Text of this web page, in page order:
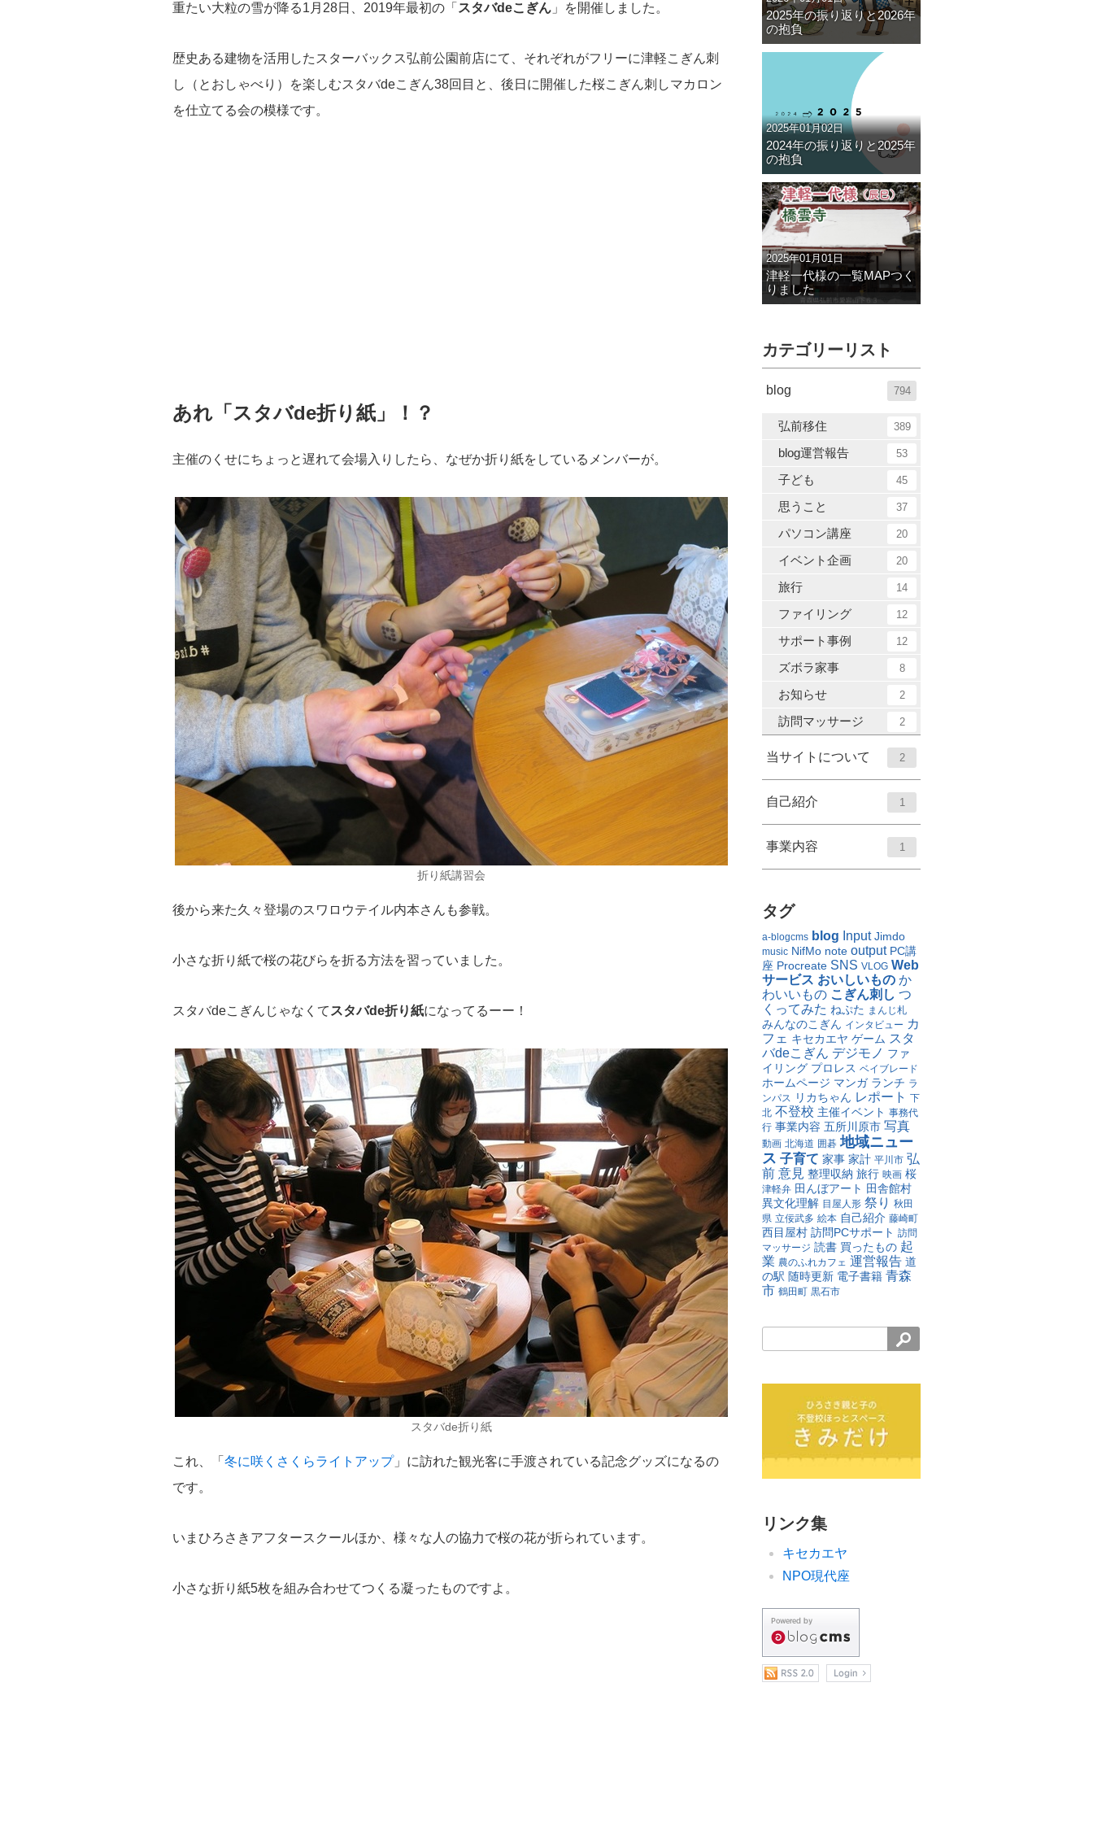
重たい大粒の雪が降る1月28日、2019年最初の「 スタバdeこぎん 」を開催しました。
歴史ある建物を活用したスターバックス弘前公園前店にて、それぞれがフリーに津軽こぎん刺
し（とおしゃべり）を楽しむスタバdeこぎん38回目と、後日に開催した桜こぎん刺しマカロン
を仕立てる会の模様です。
あれ「スタバde折り紙」！？
主催のくせにちょっと遅れて会場入りしたら、なぜか折り紙をしているメンバーが。
折り紙講習会
後から来た久々登場のスワロウテイル内本さんも参戦。
小さな折り紙で桜の花びらを折る方法を習っていました。
スタバdeこぎんじゃなくて スタバde折り紙になってるーー！
スタバde折り紙
これ、「 冬に咲くさくらライトアップ」に訪れた観光客に手渡されている記念グッズになるの
です。
いまひろさきアフタースクールほか、様々な人の協力で桜の花が折られています。
小さな折り紙5枚を組み合わせてつくる凝ったものですよ。
2025年の振り返りと2026年
の抱負
2025年01月02日
2024年の振り返りと2025年
の抱負
2025年01月01日
津軽一代様の一覧MAPつく
りました
カテゴリーリスト
blog 794
弘前移住 389
blog運営報告 53
子ども 45
思うこと 37
パソコン講座 20
イベント企画 20
旅行 14
ファイリング 12
サポート事例 12
ズボラ家事 8
お知らせ 2
訪問マッサージ 2
当サイトについて 2
自己紹介 1
事業内容 1
タグ
a-blogcms blog Input Jimdo
music NifMo note output PC講
座 Procreate SNS VLOG Web
サービス おいしいもの か
わいいもの こぎん刺し つ
くってみた ねぷた まんじ札
みんなのこぎん インタビュー カ
フェ キセカエヤ ゲーム スタ
バdeこぎん デジモノ ファ
イリング プロレス ベイブレード
ホームページ マンガ ランチ ラ
ンパス リカちゃん レポート 下
北 不登校 主催イベント 事務代
行 事業内容 五所川原市 写真
動画 北海道 囲碁 地域ニュー
ス 子育て 家事 家計 平川市 弘
前 意見 整理収納 旅行 映画 桜
津軽弁 田んぼアート 田舎館村
異文化理解 目屋人形 祭り 秋田
県 立佞武多 絵本 自己紹介 藤崎町
西目屋村 訪問PCサポート 訪問
マッサージ 読書 買ったもの 起
業 農のふれカフェ 運営報告 道
の駅 随時更新 電子書籍 青森
市 鶴田町 黒石市
リンク集
キセカエヤ
NPO現代座